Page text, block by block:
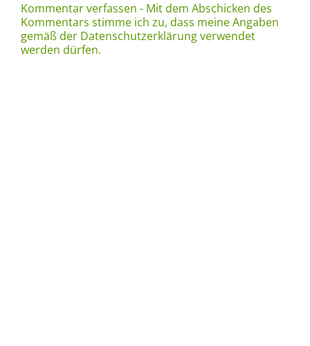
Kommentar verfassen - Mit dem Abschicken des
Kommentars stimme ich zu, dass meine Angaben
gemäß der Datenschutzerklärung verwendet
werden dürfen.